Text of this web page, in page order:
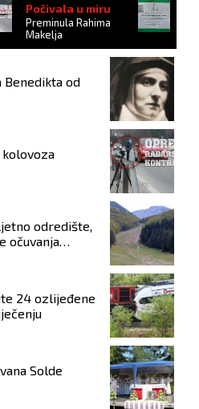
Počivala u miru
Preminula Rahima
Makelja
Benedikta od
kolovoza
odredište,
očuvanja
24 ozlijeđene
Solde